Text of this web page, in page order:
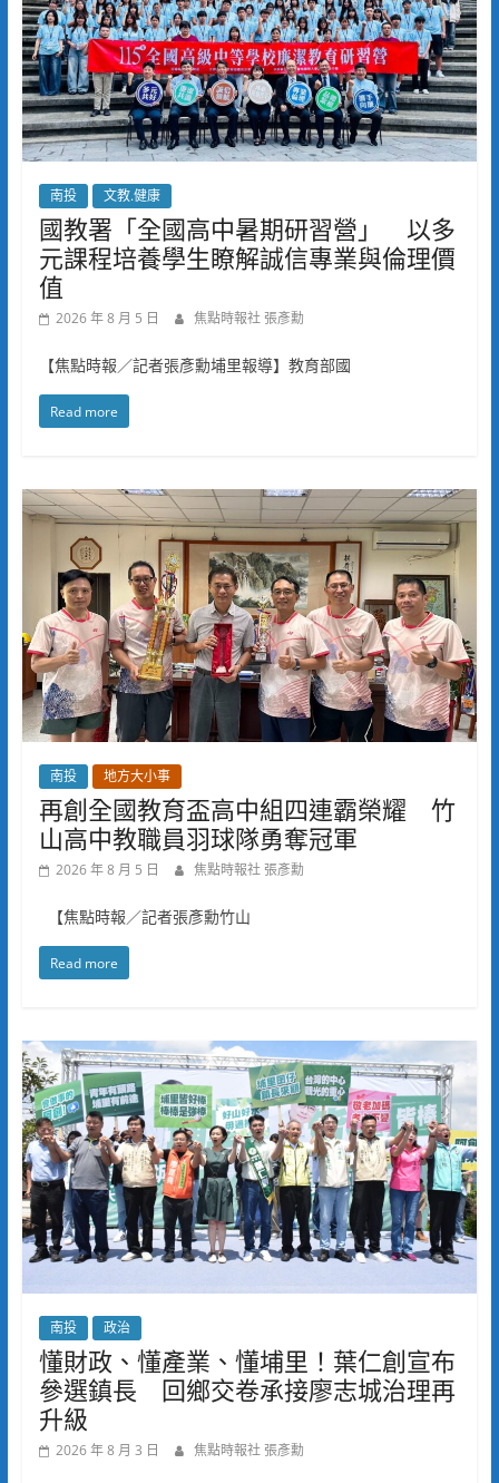
南投 文教.健康
國教署「全國高中暑期研習營」 以多
元課程培養學生瞭解誠信專業與倫理價
值
2026 年 8 月 5 日 焦點時報社 張彥勳
【焦點時報／記者張彥勳埔里報導】教育部國
Read more
南投 地方大小事
再創全國教育盃高中組四連霸榮耀 竹
山高中教職員羽球隊勇奪冠軍
2026 年 8 月 5 日 焦點時報社 張彥勳
【焦點時報／記者張彥勳竹山
Read more
南投 政治
懂財政、懂產業、懂埔里！葉仁創宣布
參選鎮長 回鄉交卷承接廖志城治理再
升級
2026 年 8 月 3 日 焦點時報社 張彥勳